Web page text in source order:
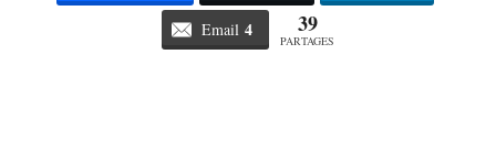
Email 4 39
PARTAGES